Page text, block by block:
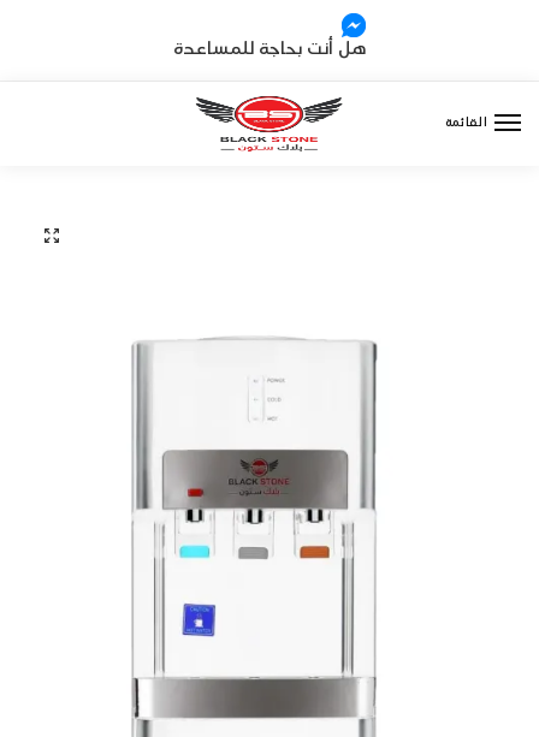
هل أنت بحاجة للمساعدة
القائمة
🔍